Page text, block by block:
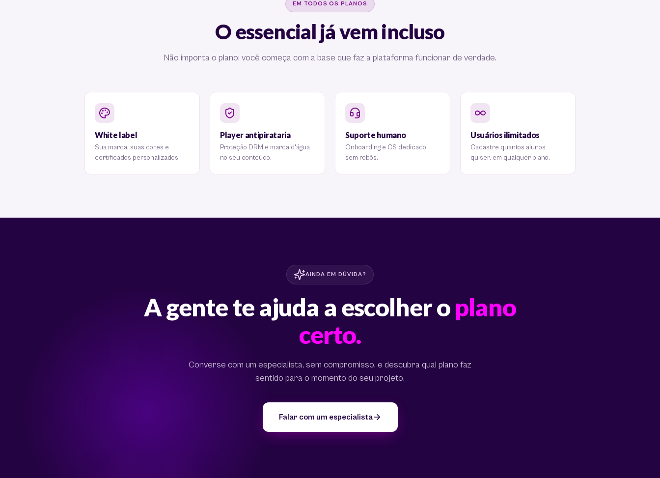
EM TODOS OS PLANOS
O essencial já vem incluso
Não importa o plano: você começa com a base que faz a plataforma funcionar de verdade.
White label
Sua marca, suas cores e
certificados personalizados.
Player antipirataria
Proteção DRM e marca d'água
no seu conteúdo.
Suporte humano
Onboarding e CS dedicado,
sem robôs.
Usuários ilimitados
Cadastre quantos alunos
quiser, em qualquer plano.
AINDA EM DÚVIDA?
A gente te ajuda a escolher o plano
certo.
Converse com um especialista, sem compromisso, e descubra qual plano faz
sentido para o momento do seu projeto.
Falar com um especialista